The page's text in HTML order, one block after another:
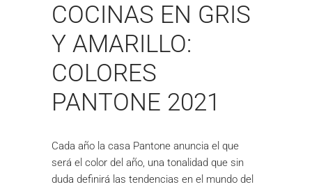
COCINAS EN GRIS
Y AMARILLO:
COLORES
PANTONE 2021
Cada año la casa Pantone anuncia el que
será el color del año, una tonalidad que sin
duda definirá las tendencias en el mundo del